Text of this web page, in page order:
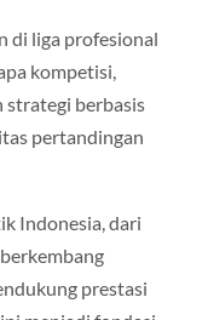
di liga profesional
kompetisi,
strategi berbasis
pertandingan
Indonesia, dari
prestasi